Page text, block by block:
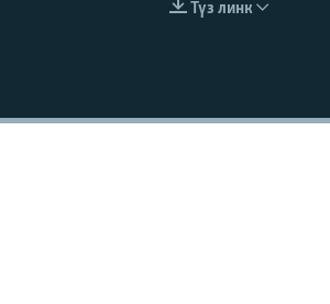
EMBED
Түз линк